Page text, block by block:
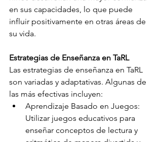
en sus capacidades, lo que puede
influir positivamente en otras áreas de
su vida.
Estrategias de Enseñanza en TaRL
Las estrategias de enseñanza en TaRL
son variadas y adaptativas. Algunas de
las más efectivas incluyen:
Aprendizaje Basado en Juegos:
Utilizar juegos educativos para
enseñar conceptos de lectura y